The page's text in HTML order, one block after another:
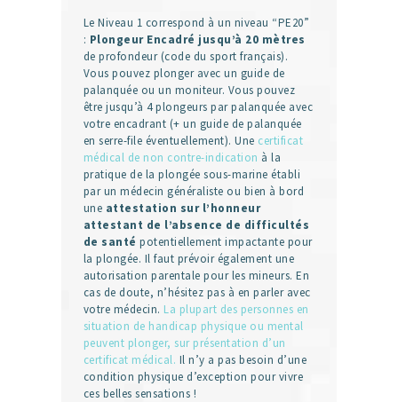
Le Niveau 1 correspond à un niveau “PE20”
: Plongeur Encadré jusqu’à 20 mètres
de profondeur (code du sport français).
Vous pouvez plonger avec un guide de
palanquée ou un moniteur. Vous pouvez
être jusqu’à 4 plongeurs par palanquée avec
votre encadrant (+ un guide de palanquée
en serre-file éventuellement). Une certificat
médical de non contre-indication à la
pratique de la plongée sous-marine établi
par un médecin généraliste ou bien à bord
une attestation sur l’honneur
attestant de l’absence de difficultés
de santé potentiellement impactante pour
la plongée. Il faut prévoir également une
autorisation parentale pour les mineurs. En
cas de doute, n’hésitez pas à en parler avec
votre médecin. La plupart des personnes en
situation de handicap physique ou mental
peuvent plonger, sur présentation d’un
certificat médical. Il n’y a pas besoin d’une
condition physique d’exception pour vivre
ces belles sensations !